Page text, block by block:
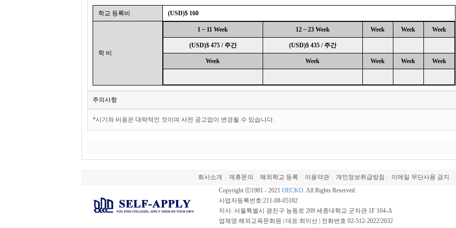
학교 등록비 (USD)$ 160
학 비
1 ~ 11 Week 12 ~ 23 Week Week Week Week
(USD)$ 475 / 주간 (USD)$ 435 / 주간
Week Week Week Week Week
주의사항
*시기와 비용은 대략적인 것이며 사전 공고없이 변경될 수 있습니다.
회사소개 제휴문의 해외학교 등록 이용약관 개인정보취급방침 이메일 무단사용 금지
Copyright ⓒ1981 - 2021 OECKO. All Rights Reserved.
사업자등록번호:211-08-05182
지사: 서울특별시 광진구 능동로 209 세종대학교 군자관 1F 104-A
업체명:해외교육문화원 | 대표:최미선 | 전화번호 02-512-2022/2032